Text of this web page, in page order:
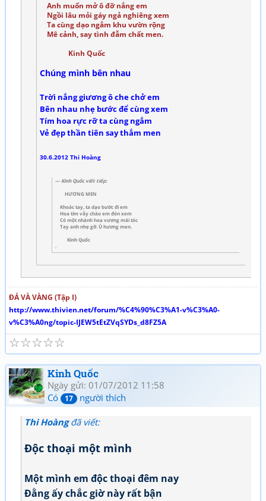
Anh muốn mở ô đỡ nắng em
Ngồi lâu mỏi gáy ngả nghiêng xem
Ta cùng dạo ngắm khu vườn rộng
Mê cảnh, say tình đẫm chất men.
Kinh Quốc
Chúng mình bên nhau
Trờì nắng giương ô che chở em
Bên nhau nhẹ bước để cùng xem
Tím hoa rực rỡ ta cùng ngắm
Vẻ đẹp thần tiên say thắm men
30.6.2012 Thi Hoàng
Kinh Quốc viết tiếp:
HƯƠNG MEN
Khoác tay, ta dạo bước đi em
Hoa tím vẫy chào em đón xem
Có một nhành hoa vương mái tóc
Tay anh nhẹ gỡ. Ủ hương men.
Kinh Quốc
ĐÁ VÀ VÀNG (Tập I)
http://www.thivien.net/forum/%C4%90%C3%A1-v%C3%A0-
v%C3%A0ng/topic-IJEW5tEtZVqSYDs_d8FZ5A
☆
☆
☆
☆
☆
Kinh Quốc
Ngày gửi: 01/07/2012 11:58
Có
17 người thích
Thi Hoàngđã viết:
Độc thoại một mình
Một mình em độc thoại đêm nay
Đằng ấy chắc giờ này rất bận